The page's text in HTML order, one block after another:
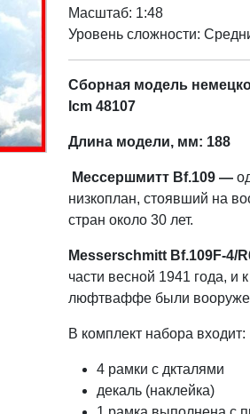
Масштаб: 1:48
Уровень сложности:
Сборная модель
Icm 48107
Длина модели, мм: 188
Мессершмитт Bf.109 —
низкоплан, стоявший на
стран около 30 лет.
Messerschmitt Bf.109F-4/
части весной 1941 года, и
люфтваффе были
В комплект набора входит:
4 рамки с дкталями
декаль (наклейка)